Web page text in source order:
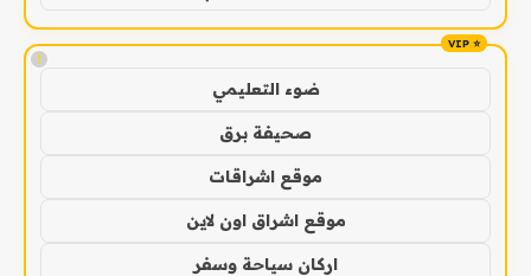
!
ضوء التعليمي
صحيفة برق
موقع اشراقات
موقع اشراق اون لاين
اركان سياحة وسفر